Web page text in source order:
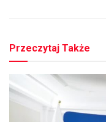
Przeczytaj Także